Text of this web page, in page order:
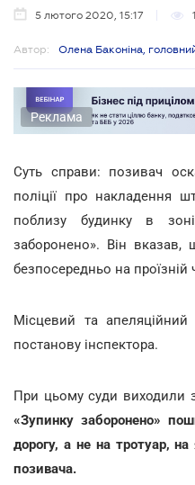
5 лютого 2020, 15:17
Автор: Олена Баконіна,
Реклама
Суть справи: позивач
поліції про накладення
поблизу будинку в
заборонено». Він
безпосередньо на проїзній
Місцевий та
постанову інспектора.
При цьому суди виходили
«Зупинку заборонено»
дорогу, а не на тротуар,
позивача.